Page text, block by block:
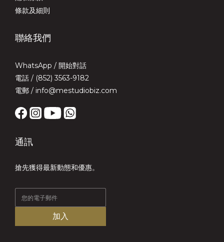
條款及細則
聯絡我們
WhatsApp / 開始對話
電話 / (852) 3563-9182
電郵 / info@mestudiobiz.com
通訊
搶先獲得最新動態和優惠。
加入